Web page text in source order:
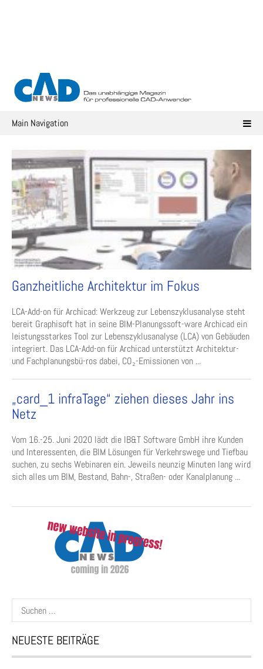
Main Navigation
Ganzheitliche Architektur im Fokus
LCA-Add-on für Archicad: Werkzeug zur Lebenszyklusanalyse steht
bereit Graphisoft hat in seine BIM-Planungssoft-ware Archicad ein
leistungsstarkes Tool zur Lebenszyklusanalyse (LCA) von Gebäuden
integriert. Das LCA-Add-on für Archicad unterstützt Architektur-
und Fachplanungsbü-ros dabei, CO₂-Emissionen von ...
„card_1 infraTage“ ziehen dieses Jahr ins
Netz
Vom 16.-25. Juni 2020 lädt die IB&T Software GmbH ihre Kunden
und Interessenten, die BIM Lösungen für Verkehrswege und Tiefbau
suchen, zu sechs Webinaren ein. Jeweils neunzig Minuten lang wird
sich alles um BIM, Bestand, Bahn-, Straßen- oder Kanalplanung ...
Suchen
nach:
NEUESTE BEITRÄGE